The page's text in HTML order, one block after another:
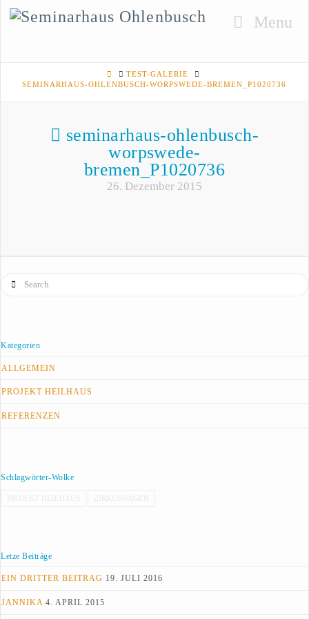
HOMETEST-GALERIE
SEMINARHAUS-OHLENBUSCH-WORPSWEDE-BREMEN_P1020736
seminarhaus-ohlenbusch-
worpswede-
bremen_P1020736
26. Dezember 2015
Kategorien
ALLGEMEIN
PROJEKT HEILHAUS
REFERENZEN
Schlagwörter-Wolke
Letze Beiträge
EIN DRITTER BEITRAG 19. JULI 2016
JANNIKA 4. APRIL 2015